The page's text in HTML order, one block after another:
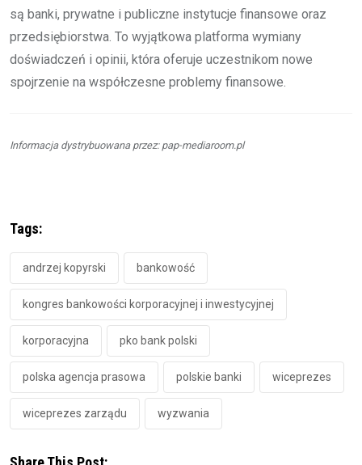
są banki, prywatne i publiczne instytucje finansowe oraz
przedsiębiorstwa. To wyjątkowa platforma wymiany
doświadczeń i opinii, która oferuje uczestnikom nowe
spojrzenie na współczesne problemy finansowe.
Informacja dystrybuowana przez: pap-mediaroom.pl
Tags:
andrzej kopyrski bankowość
kongres bankowości korporacyjnej i inwestycyjnej
korporacyjna pko bank polski
polska agencja prasowa polskie banki wiceprezes
wiceprezes zarządu wyzwania